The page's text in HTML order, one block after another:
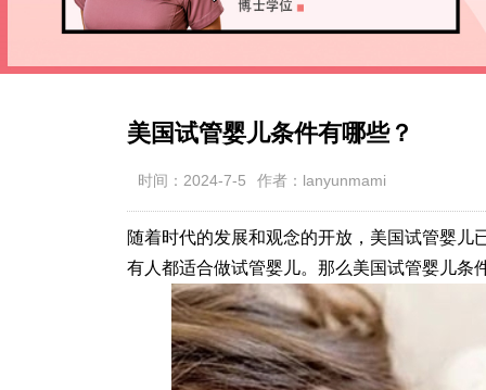
美国试管婴儿条件有哪些？
时间：2024-7-5 作者：lanyunmami
随着时代的发展和观念的开放，美国试管婴
有人都适合做试管婴儿。那么美国试管婴儿条